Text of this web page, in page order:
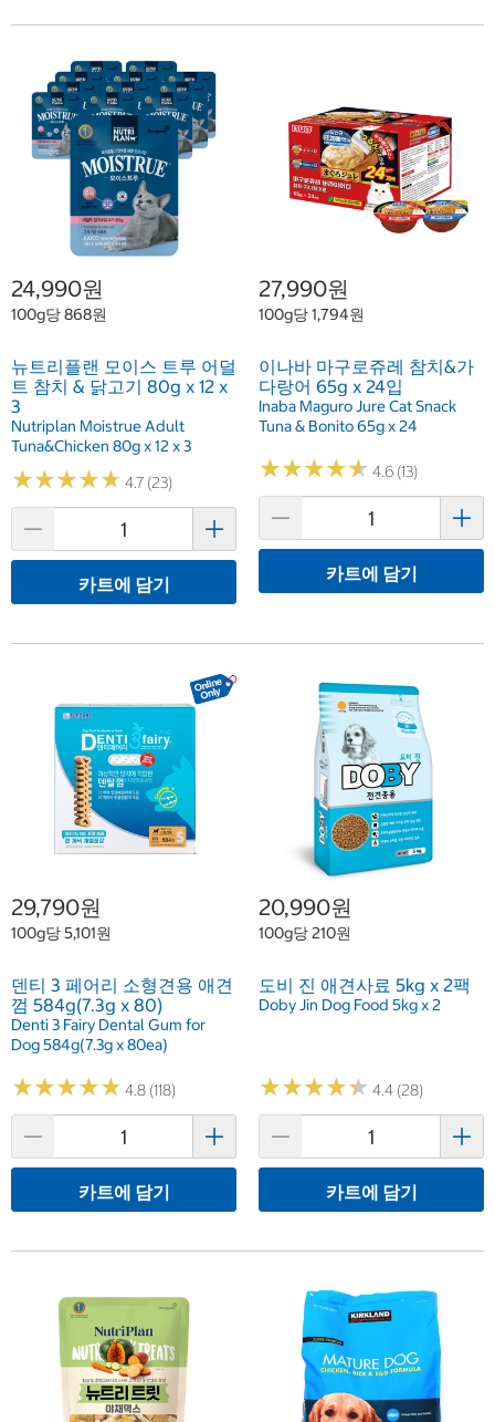
24,990원
100g당 868원
뉴트리플랜 모이스 트루 어덜
트 참치 & 닭고기 80g x 12 x
3
Nutriplan Moistrue Adult
Tuna&Chicken 80g x 12 x 3
★★★★★
★★★★★ 4.7 (23)
카트에 담기
27,990원
100g당 1,794원
이나바 마구로쥬레 참치&가
다랑어 65g x 24입
Inaba Maguro Jure Cat Snack
Tuna & Bonito 65g x 24
★★★★★
★★★★★ 4.6 (13)
카트에 담기
29,790원
100g당 5,101원
덴티 3 페어리 소형견용 애견
껌 584g(7.3g x 80)
Denti 3 Fairy Dental Gum for
Dog 584g(7.3g x 80ea)
★★★★★
★★★★★ 4.8 (118)
카트에 담기
20,990원
100g당 210원
도비 진 애견사료 5kg x 2팩
Doby Jin Dog Food 5kg x 2
★★★★★
★★★★★ 4.4 (28)
카트에 담기